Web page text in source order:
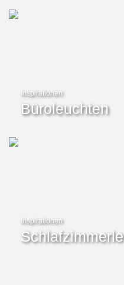
Inspirationen
Büroleuchten
Inspirationen